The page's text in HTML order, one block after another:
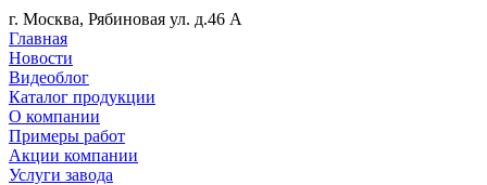
г. Москва, Рябиновая ул. д.46 А
Главная
Новости
Видеоблог
Каталог продукции
О компании
Примеры работ
Акции компании
Услуги завода